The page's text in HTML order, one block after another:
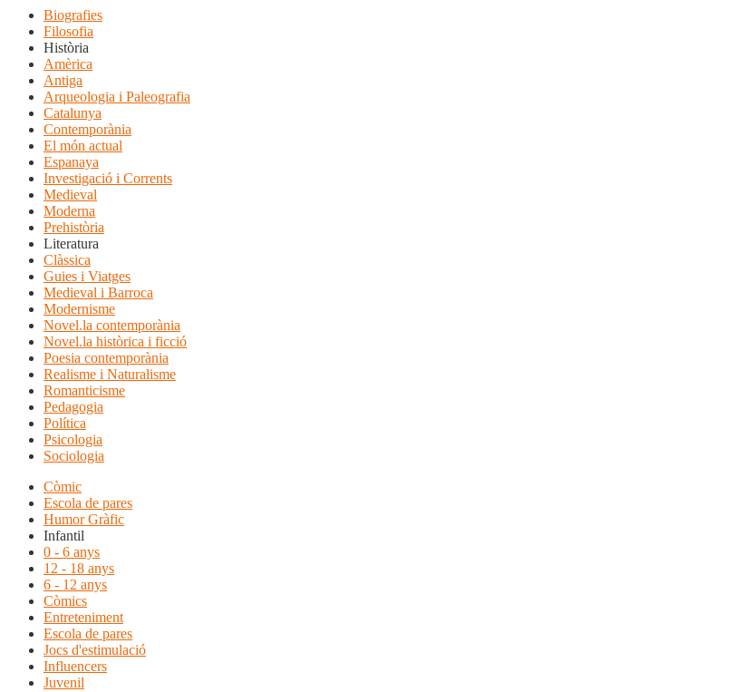
Biografies
Filosofia
Història
Amèrica
Antiga
Arqueologia i Paleografia
Catalunya
Contemporània
El món actual
Espanaya
Investigació i Corrents
Medieval
Moderna
Prehistòria
Literatura
Clàssica
Guies i Viatges
Medieval i Barroca
Modernisme
Novel.la contemporània
Novel.la històrica i ficció
Poesia contemporània
Realisme i Naturalisme
Romanticisme
Pedagogia
Política
Psicologia
Sociologia
Còmic
Escola de pares
Humor Gràfic
Infantil
0 - 6 anys
12 - 18 anys
6 - 12 anys
Còmics
Entreteniment
Escola de pares
Jocs d'estimulació
Influencers
Juvenil